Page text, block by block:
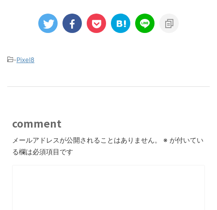
-Pixel8
comment
メールアドレスが公開されることはありません。 ※ が付いてい
る欄は必須項目です